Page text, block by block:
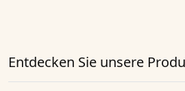
Entdecken Sie unsere